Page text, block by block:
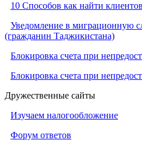
10 Способов как найти
Уведомление в миграционную
(гражданин Таджикистана)
Блокировка счета при
Блокировка счета при
Дружественные сайты
Изучаем налогообложение
Форум ответов